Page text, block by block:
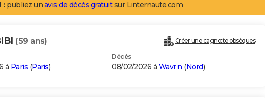
: publiez un avis de décès gratuitsur Linternaute.com
(59 ans) Créer une cagnotte obsèques
à Paris (Paris)
Décès
08/02/2026 à Wavrin (Nord)